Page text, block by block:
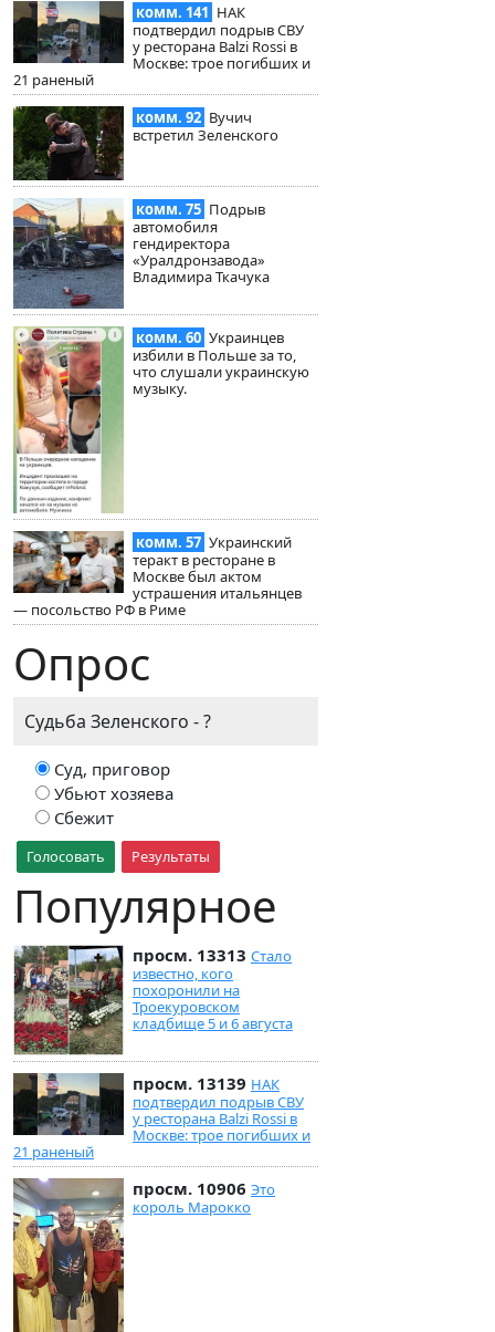
комм. 141 НАК
подтвердил подрыв СВУ
у ресторана Balzi Rossi в
Москве: трое погибших и
21 раненый
комм. 92 Вучич
встретил Зеленского
комм. 75 Подрыв
автомобиля
гендиректора
«Уралдронзавода»
Владимира Ткачука
комм. 60 Украинцев
избили в Польше за то,
что слушали украинскую
музыку.
комм. 57 Украинский
теракт в ресторане в
Москве был актом
устрашения итальянцев
— посольство РФ в Риме
Опрос
Судьба Зеленского - ?
Суд, приговор
Убьют хозяева
Сбежит
Голосовать Результаты
Популярное
просм. 13313 Стало
известно, кого
похоронили на
Троекуровском
кладбище 5 и 6 августа
просм. 13139 НАК
подтвердил подрыв СВУ
у ресторана Balzi Rossi в
Москве: трое погибших и
21 раненый
просм. 10906 Это
король Марокко